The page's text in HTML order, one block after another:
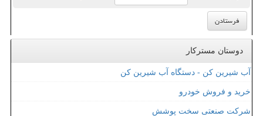
دوستان مسترکار
آب شیرین کن - دستگاه آب شیرین کن
خرید و فروش خودرو
شرکت صنعتی سخت پوشش